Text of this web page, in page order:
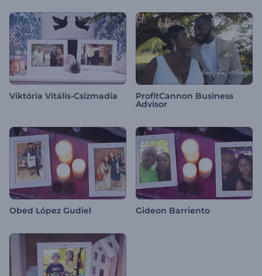
Viktória Vitális-Csizmadia ProfitCannon Business
Advisor
Obed López Gudiel Gideon Barriento